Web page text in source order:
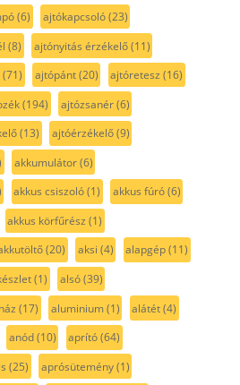
(6) ajtókapcsoló(23)
(8) ajtónyitás érzékelő(11)
(71) ajtópánt(20) ajtóretesz (16)
(194) ajtózsanér(6)
(13) ajtóérzékelő(9)
akkumulátor(6)
akkus csiszoló(1) akkus fúró(6)
akkus körfűrész (1)
(20) aksi (4) alapgép(11)
(1) alsó(39)
(17) aluminium(1) alátét(4)
anód(10) aprító(64)
(25) aprósütemény(1)